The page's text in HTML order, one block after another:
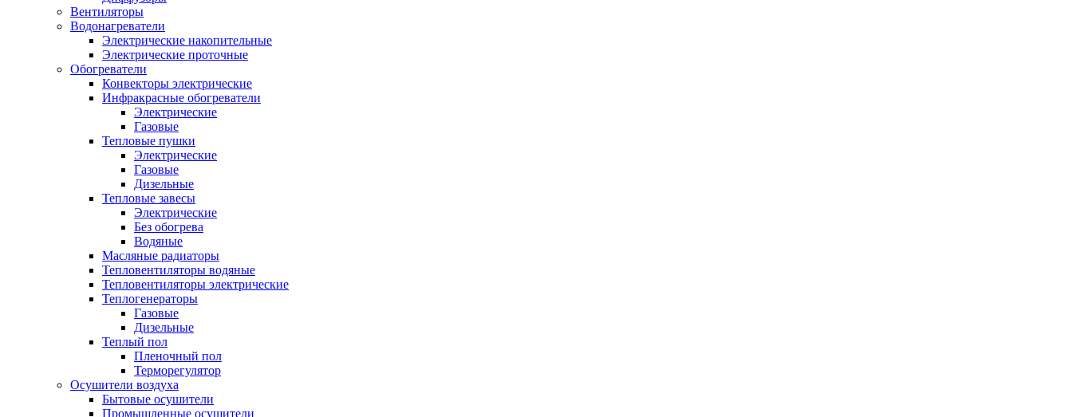
Вентиляторы
Водонагреватели
Электрические накопительные
Электрические проточные
Обогреватели
Конвекторы электрические
Инфракрасные обогреватели
Электрические
Газовые
Тепловые пушки
Электрические
Газовые
Дизельные
Тепловые завесы
Электрические
Без обогрева
Водяные
Масляные радиаторы
Тепловентиляторы водяные
Тепловентиляторы электрические
Теплогенераторы
Газовые
Дизельные
Теплый пол
Пленочный пол
Терморегулятор
Осушители воздуха
Бытовые осушители
Промышленные осушители